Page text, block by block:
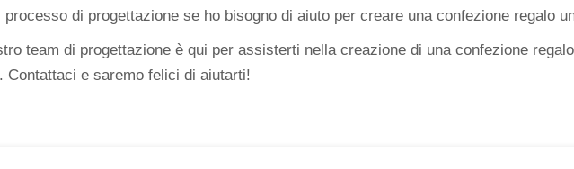
di progettazione se ho bisogno di aiuto per creare una confezione regalo
team di progettazione è qui per assisterti nella creazione di una confezione
Contattaci e saremo felici di aiutarti!